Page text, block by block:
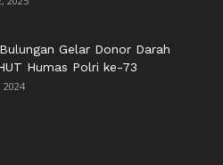
Gelar Donor Darah
Humas Polri ke-73